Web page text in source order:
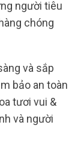
người tiêu
chóng
và sắp
bảo an toàn
tươi vui &
và người